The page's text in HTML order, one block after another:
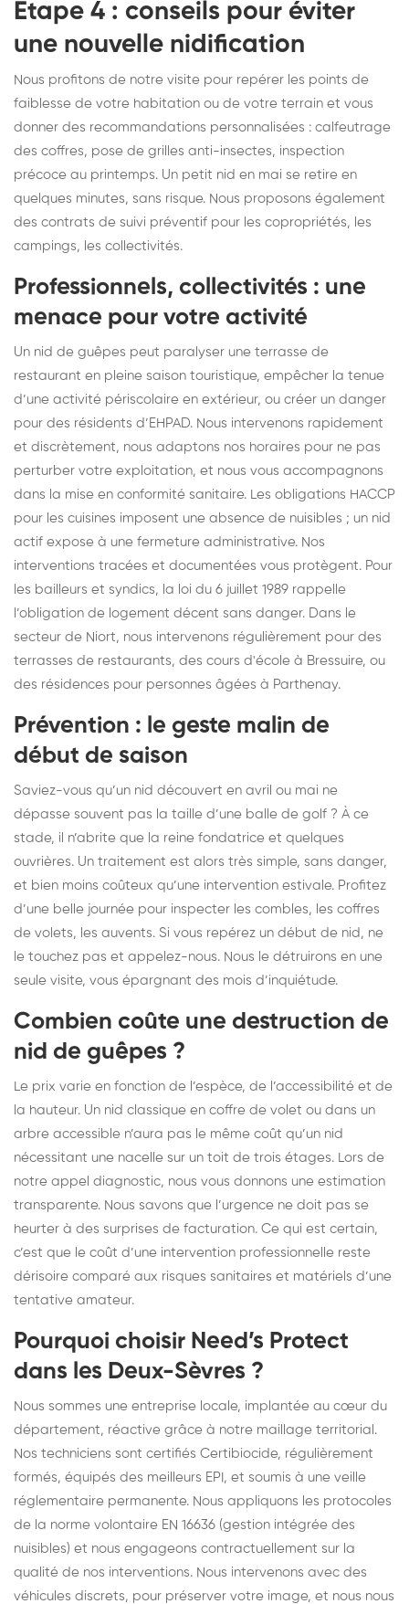
Étape 4 : conseils pour éviter
une nouvelle nidification
Nous profitons de notre visite pour repérer les points de
faiblesse de votre habitation ou de votre terrain et vous
donner des recommandations personnalisées : calfeutrage
des coffres, pose de grilles anti-insectes, inspection
précoce au printemps. Un petit nid en mai se retire en
quelques minutes, sans risque. Nous proposons également
des contrats de suivi préventif pour les copropriétés, les
campings, les collectivités.
Professionnels, collectivités : une
menace pour votre activité
Un nid de guêpes peut paralyser une terrasse de
restaurant en pleine saison touristique, empêcher la tenue
d’une activité périscolaire en extérieur, ou créer un danger
pour des résidents d’EHPAD. Nous intervenons rapidement
et discrètement, nous adaptons nos horaires pour ne pas
perturber votre exploitation, et nous vous accompagnons
dans la mise en conformité sanitaire. Les obligations HACCP
pour les cuisines imposent une absence de nuisibles ; un nid
actif expose à une fermeture administrative. Nos
interventions tracées et documentées vous protègent. Pour
les bailleurs et syndics, la loi du 6 juillet 1989 rappelle
l’obligation de logement décent sans danger. Dans le
secteur de Niort, nous intervenons régulièrement pour des
terrasses de restaurants, des cours d'école à Bressuire, ou
des résidences pour personnes âgées à Parthenay.
Prévention : le geste malin de
début de saison
Saviez-vous qu’un nid découvert en avril ou mai ne
dépasse souvent pas la taille d’une balle de golf ? À ce
stade, il n’abrite que la reine fondatrice et quelques
ouvrières. Un traitement est alors très simple, sans danger,
et bien moins coûteux qu’une intervention estivale. Profitez
d’une belle journée pour inspecter les combles, les coffres
de volets, les auvents. Si vous repérez un début de nid, ne
le touchez pas et appelez-nous. Nous le détruirons en une
seule visite, vous épargnant des mois d’inquiétude.
Combien coûte une destruction de
nid de guêpes ?
Le prix varie en fonction de l’espèce, de l’accessibilité et de
la hauteur. Un nid classique en coffre de volet ou dans un
arbre accessible n’aura pas le même coût qu’un nid
nécessitant une nacelle sur un toit de trois étages. Lors de
notre appel diagnostic, nous vous donnons une estimation
transparente. Nous savons que l’urgence ne doit pas se
heurter à des surprises de facturation. Ce qui est certain,
c’est que le coût d’une intervention professionnelle reste
dérisoire comparé aux risques sanitaires et matériels d’une
tentative amateur.
Pourquoi choisir Need’s Protect
dans les Deux-Sèvres ?
Nous sommes une entreprise locale, implantée au cœur du
département, réactive grâce à notre maillage territorial.
Nos techniciens sont certifiés Certibiocide, régulièrement
formés, équipés des meilleurs EPI, et soumis à une veille
réglementaire permanente. Nous appliquons les protocoles
de la norme volontaire EN 16636 (gestion intégrée des
nuisibles) et nous engageons contractuellement sur la
qualité de nos interventions. Nous intervenons avec des
véhicules discrets, pour préserver votre image, et nous nous